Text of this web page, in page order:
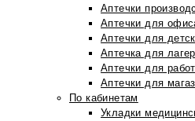
Аптечки
Аптечки для
Аптечки для
Аптечка для
Аптечки для
Аптечки для
По кабинетам
Укладки